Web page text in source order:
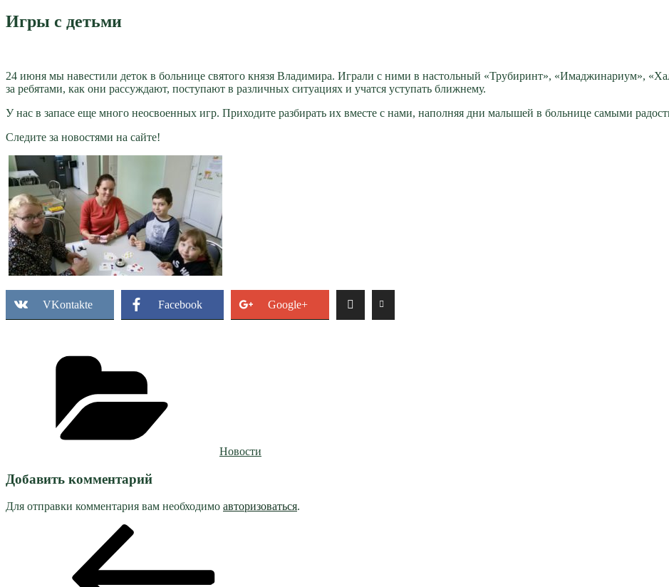
Игры с детьми
24 июня мы навестили деток в больнице святого князя Владимира. Играли с ними в настольный «Трубиринт», «Имаджинариум»,
за ребятами, как они рассуждают, поступают в различных ситуациях и учатся уступать ближнему.
У нас в запасе еще много неосвоенных игр. Приходите разбирать их вместе с нами, наполняя дни малышей в больнице самыми
Следите за новостями на сайте!
VKontakte Facebook Google+
Новости
Добавить комментарий
Для отправки комментария вам необходимо авторизоваться.